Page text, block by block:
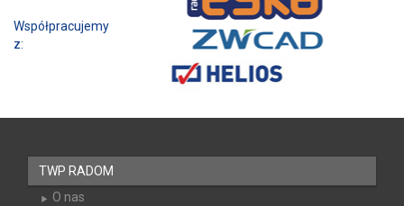
Współpracujemy z:
TWP RADOM
O nas